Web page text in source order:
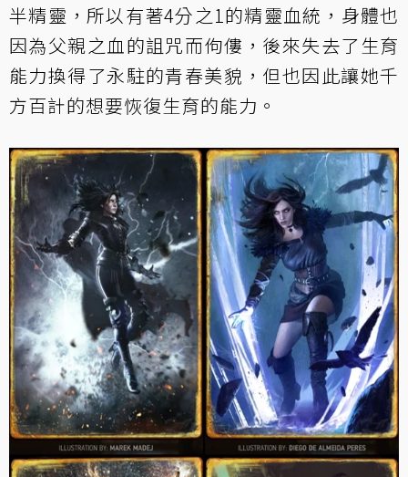
半精靈，所以有著4分之1的精靈血統，身體也
因為父親之血的詛咒而佝僂，後來失去了生育
能力換得了永駐的青春美貌，但也因此讓她千
方百計的想要恢復生育的能力。